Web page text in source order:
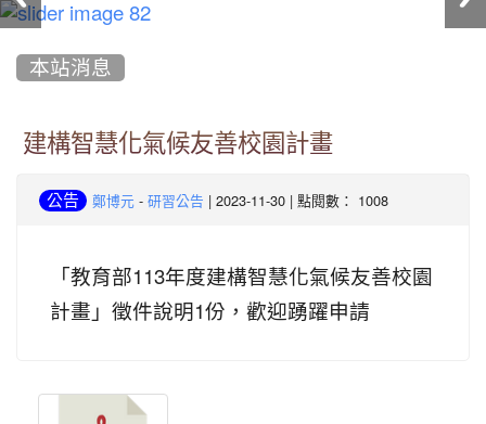
本站消息
建構智慧化氣候友善校園計畫
公告 鄭博元 - 研習公告 | 2023-11-30 | 點閱數： 1008
「教育部113年度建構智慧化氣候友善校園
計畫」徵件說明1份，歡迎踴躍申請